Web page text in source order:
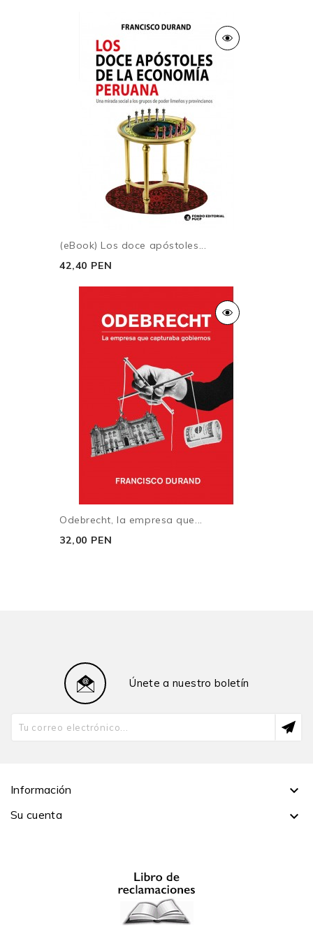
Capítulo 4. Los instrumentos del poder económico
sobre la política
Instrumentos del poder y democracia
Efectividad y juegos repetidos
Lobby y puerta giratoria
Financiación electoral y ciclo político
Sobornos y favores
Capítulo 5. Conclusiones
Referencias
(eBook) Los doce apóstoles...
42,40 PEN
Odebrecht, la empresa que...
32,00 PEN
Únete a nuestro boletín
Información 
Su cuenta 